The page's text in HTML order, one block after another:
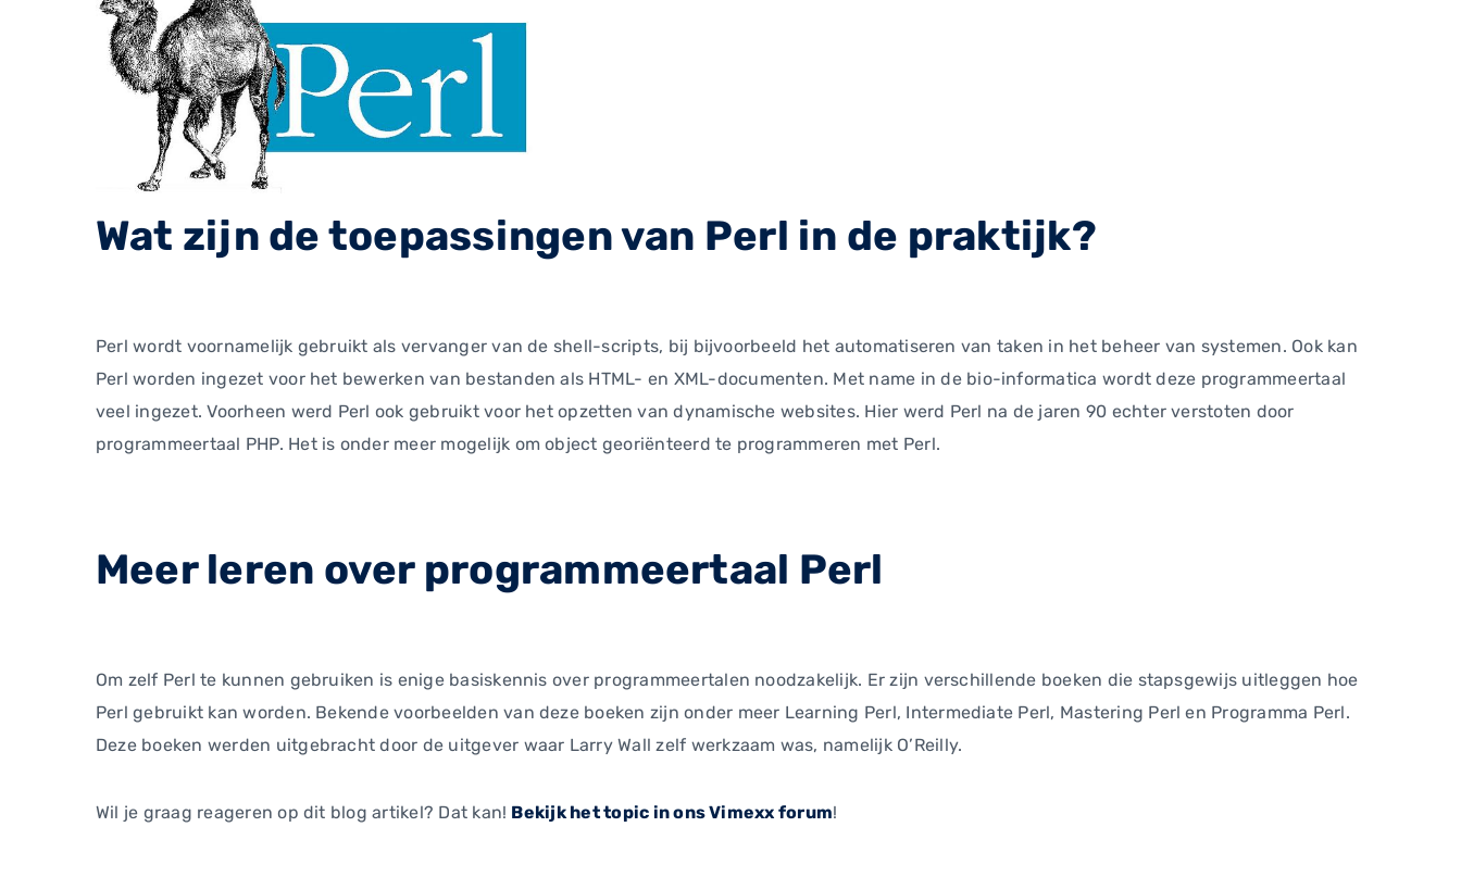
Wat zijn de toepassingen van Perl in de praktijk?
Perl wordt voornamelijk gebruikt als vervanger van de shell-scripts, bij bijvoorbeeld het automatiseren van taken in het beheer van systemen. Ook kan
Perl worden ingezet voor het bewerken van bestanden als HTML- en XML-documenten. Met name in de bio-informatica wordt deze programmeertaal
veel ingezet. Voorheen werd Perl ook gebruikt voor het opzetten van dynamische websites. Hier werd Perl na de jaren 90 echter verstoten door
programmeertaal PHP. Het is onder meer mogelijk om object georiënteerd te programmeren met Perl.
Meer leren over programmeertaal Perl
Om zelf Perl te kunnen gebruiken is enige basiskennis over programmeertalen noodzakelijk. Er zijn verschillende boeken die stapsgewijs uitleggen hoe
Perl gebruikt kan worden. Bekende voorbeelden van deze boeken zijn onder meer Learning Perl, Intermediate Perl, Mastering Perl en Programma Perl.
Deze boeken werden uitgebracht door de uitgever waar Larry Wall zelf werkzaam was, namelijk O’Reilly.
Wil je graag reageren op dit blog artikel? Dat kan! Bekijk het topic in ons Vimexx forum!